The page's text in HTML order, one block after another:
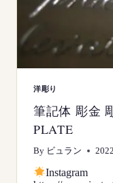
洋彫り
筆記体 彫金
PLATE
By ビュラン
Instagram